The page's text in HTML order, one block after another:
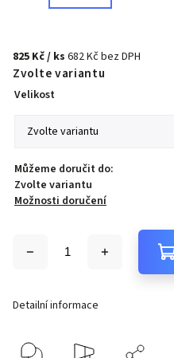
825 Kč/ ks 682 Kč bez DPH
Zvolte variantu
Velikost
Můžeme doručit do:
Zvolte variantu
Možnosti doručení
Detailní informace